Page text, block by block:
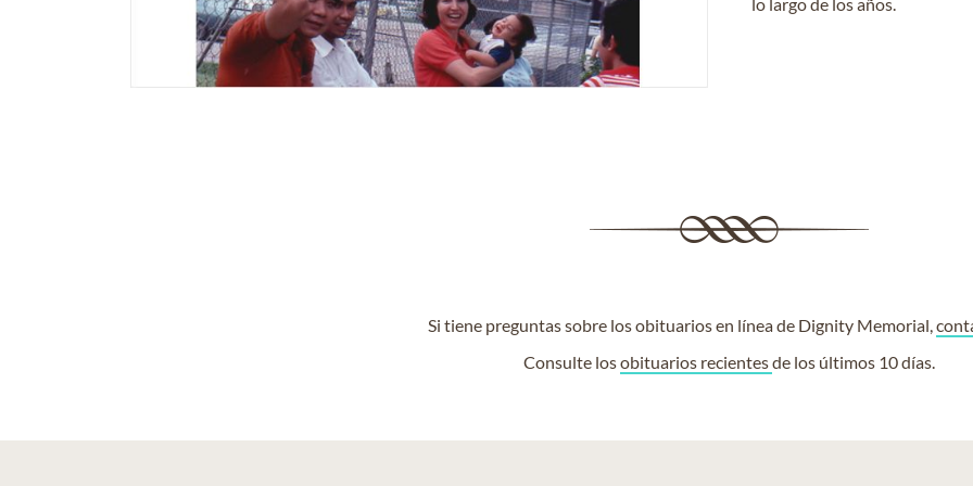
Si tiene preguntas sobre los obituarios en línea de Dignity Memorial,
Consulte losobituarios recientesde los últimos 10 días.